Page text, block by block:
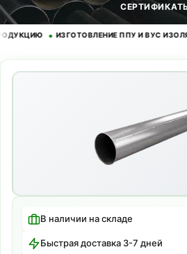
• ИЗГОТОВЛЕНИЕ ППУ И ВУС ИЗОЛЯЦИИ
В наличии на складе
Быстрая доставка 3-7 дней